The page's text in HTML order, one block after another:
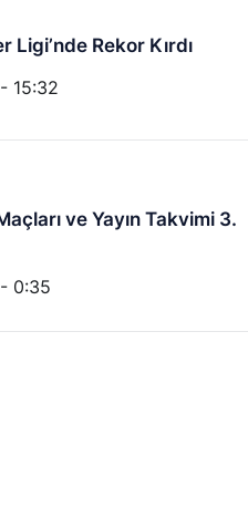
Ligi’nde Rekor Kırdı
15:32
ve Yayın Takvimi 3.
0:35